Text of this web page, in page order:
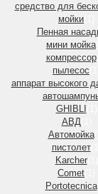
средство для
мойки
Пенная
мини мойка
компрессор
пылесос
аппарат высокого
GHIBLI
АВД(1)
Автомойка
пистолет(1)
Karcher(1)
Comet
Portotecnica